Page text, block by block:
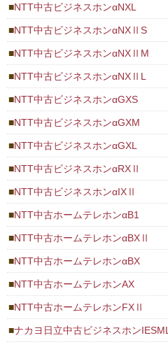
NTT中古ビジネスホンαNXL
NTT中古ビジネスホンαNXⅡS
NTT中古ビジネスホンαNXⅡM
NTT中古ビジネスホンαNXⅡL
NTT中古ビジネスホンαGXS
NTT中古ビジネスホンαGXM
NTT中古ビジネスホンαGXL
NTT中古ビジネスホンαRXⅡ
NTT中古ビジネスホンαIXⅡ
NTT中古ホームテレホンαB1
NTT中古ホームテレホンαBXⅡ
NTT中古ホームテレホンαBX
NTT中古ホームテレホンAX
NTT中古ホームテレホンFXⅡ
ナカヨ日立中古ビジネスホンIESML